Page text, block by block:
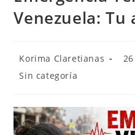
Venezuela: Tu
Korima Claretianas
Sin categoría